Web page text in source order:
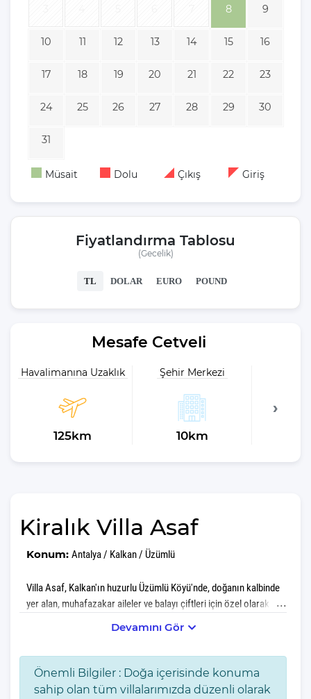
8 9
10 11 12 13 14 15 16
17 18 19 20 21 22 23
24 25 26 27 28 29 30
31
Müsait Dolu Çıkış Giriş
Fiyatlandırma Tablosu
(Gecelik)
TL DOLAR EURO POUND
Mesafe Cetveli
Havalimanına Uzaklık
125km
Şehir Merkezi
10km
Kiralık Villa Asaf
Konum: Antalya / Kalkan / Üzümlü
Villa Asaf, Kalkan'ın huzurlu Üzümlü Köyü'nde, doğanın kalbinde
yer alan, muhafazakar aileler ve balayı çiftleri için özel olarak
mahremiyet düşünülerek dizayn edilmiş, içlerinden birinde jakuzi
bulunarak lüks bir tatil imkanı sağlamaktadır.
Devamını Gör
Önemli Bilgiler : Doğa içerisinde konuma
sahip olan tüm villalarımızda düzenli olarak